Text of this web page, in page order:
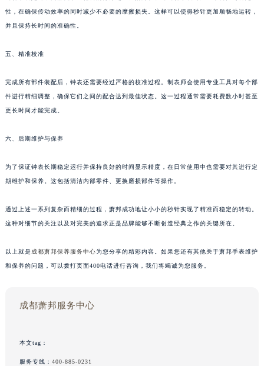
性，在确保传动效率的同时减少不必要的摩擦损失。这样可以使得秒针更加顺畅地运转，
并且保持长时间的准确性。
五、精准校准
完成所有部件装配后，钟表还需要经过严格的校准过程。制表师会使用专业工具对每个部
件进行精细调整，确保它们之间的配合达到最佳状态。这一过程通常需要耗费数小时甚至
更长时间才能完成。
六、后期维护与保养
为了保证钟表长期稳定运行并保持良好的时间显示精度，在日常使用中也需要对其进行定
期维护和保养。这包括清洁内部零件、更换磨损部件等操作。
通过上述一系列复杂而精细的过程，萧邦成功地让小小的秒针实现了精准而稳定的转动。
这种对细节的关注以及对完美的追求正是品牌能够不断创造经典之作的关键所在。
以上就是 成都萧邦保养服务中心为您分享的精彩内容。如果您还有其他关于萧邦手表维护
和保养的问题，可以拨打页面400电话进行咨询，我们将竭诚为您服务。
成都萧邦服务中心
本文tag：
服务专线： 400-885-0231